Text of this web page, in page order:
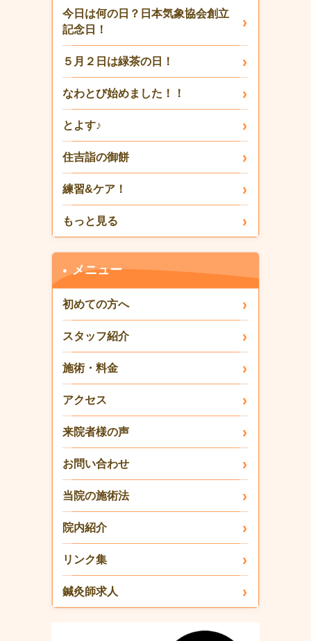
今日は何の日？日本気象協会創立
記念日！
５月２日は緑茶の日！
なわとび始めました！！
とよす♪
住吉詣の御餅
練習&ケア！
もっと見る
メニュー
初めての方へ
スタッフ紹介
施術・料金
アクセス
来院者様の声
お問い合わせ
当院の施術法
院内紹介
リンク集
鍼灸師求人